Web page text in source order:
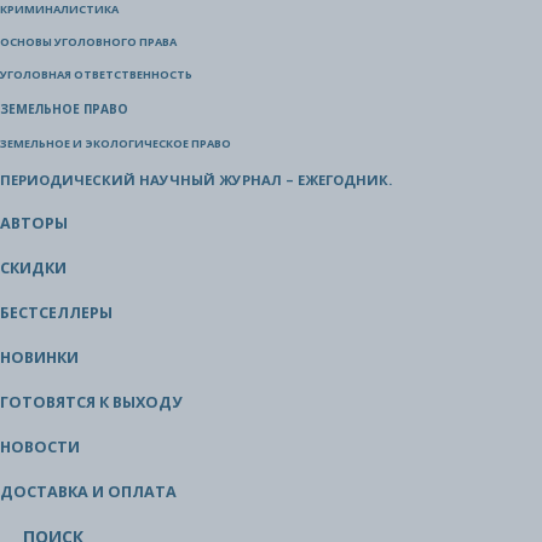
КРИМИНАЛИСТИКА
ОСНОВЫ УГОЛОВНОГО ПРАВА
УГОЛОВНАЯ ОТВЕТСТВЕННОСТЬ
ЗЕМЕЛЬНОЕ ПРАВО
ЗЕМЕЛЬНОЕ И ЭКОЛОГИЧЕСКОЕ ПРАВО
ПЕРИОДИЧЕСКИЙ НАУЧНЫЙ ЖУРНАЛ – ЕЖЕГОДНИК.
АВТОРЫ
СКИДКИ
БЕСТСЕЛЛЕРЫ
НОВИНКИ
ГОТОВЯТСЯ К ВЫХОДУ
НОВОСТИ
ДОСТАВКА И ОПЛАТА
ПОИСК